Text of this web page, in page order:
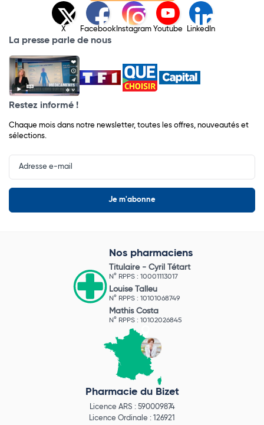
X Facebook Instagram Youtube LinkedIn
La presse parle de nous
Restez informé !
Chaque mois dans notre newsletter, toutes les offres, nouveautés et
sélections.
Input
Newsletter
Nos pharmaciens
Titulaire - Cyril Tétart
N° RPPS : 10001113017
Louise Talleu
N° RPPS : 10101068749
Mathis Costa
N° RPPS : 10102026845
Pharmacie du Bizet
Licence ARS : 590009874
Licence Ordinale : 126921